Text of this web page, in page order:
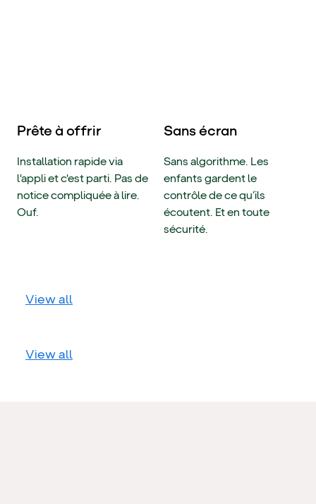
Prête à offrir
Installation rapide via
l'appli et c'est parti. Pas de
notice compliquée à lire.
Ouf.
Sans écran
Sans algorithme. Les
enfants gardent le
contrôle de ce qu’ils
écoutent. Et en toute
sécurité.
View all
View all